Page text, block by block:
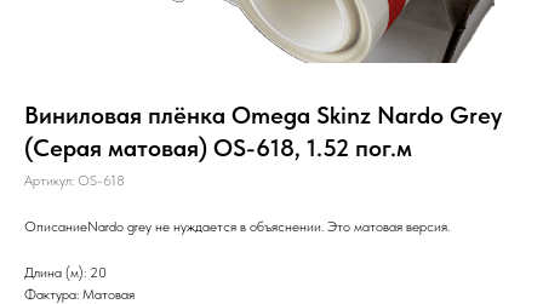
Виниловая плёнка Omega Skinz Nardo Grey
(Серая матовая) OS-618, 1.52 пог.м
Артикул: OS-618
ОписаниеNardo grey не нуждается в объяснении. Это матовая версия.
Длина (м): 20
Фактура: Матовая